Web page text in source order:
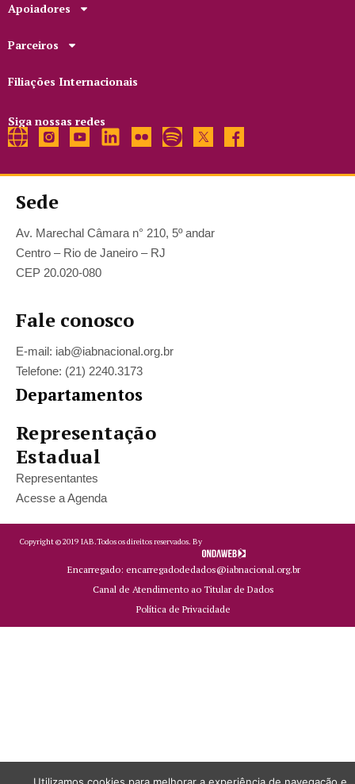
Apoiadores
Parceiros
Filiações Internacionais
Siga nossas redes
Sede
Av. Marechal Câmara n° 210, 5º andar
Centro – Rio de Janeiro – RJ
CEP 20.020-080
Fale conosco
E-mail: iab@iabnacional.org.br
Telefone: (21) 2240.3173
Departamentos
Representação
Estadual
Representantes
Acesse a Agenda
Copyright ©2019 IAB.Todos os direitos reservados. By
Encarregado: encarregadodedados@iabnacional.org.br
Canal de Atendimento ao Titular de Dados
Política de Privacidade